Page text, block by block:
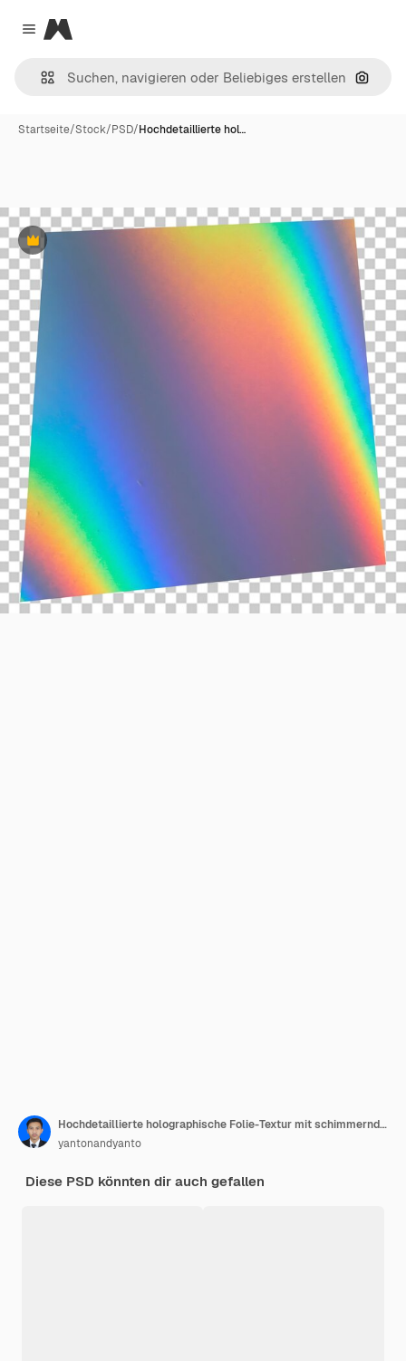
Close menu
Magnific
Nach
Startseite/Stock/PSD/Hochdetaillierte hol…
Premium
Hochdetaillierte holographische Folie-Textur mit schimmernden isolierten Farben
yantonandyanto
Diese PSD könnten dir auch gefallen